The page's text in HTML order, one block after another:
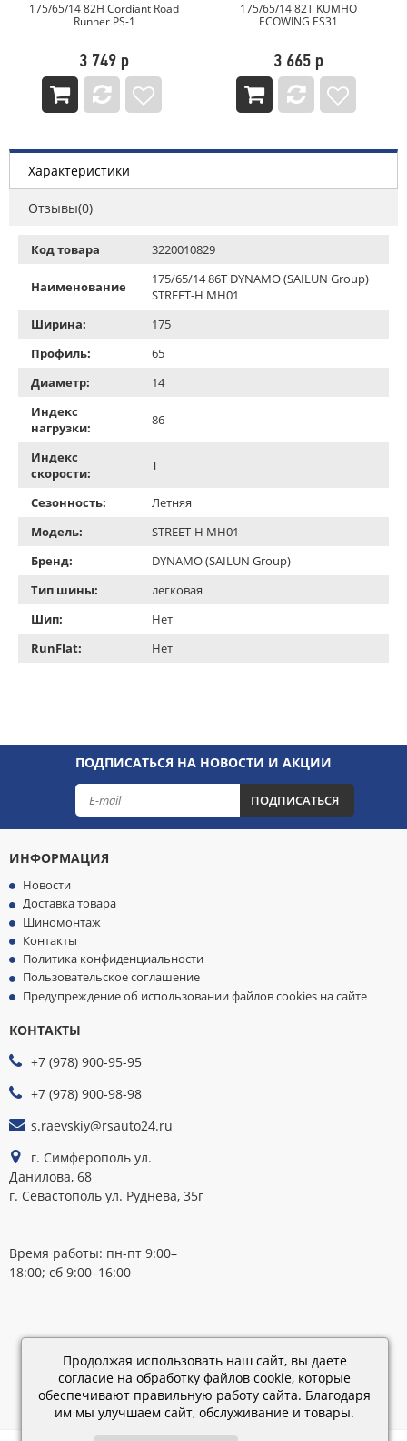
175/65/14 82H Cordiant Road
Runner PS-1
3 749 р
175/65/14 82T KUMHO
ECOWING ES31
3 665 р
Характеристики
Отзывы(0)
Код товара 3220010829
Наименование
175/65/14 86T DYNAMO (SAILUN Group)
STREET-H MH01
Ширина:
175
Профиль:
65
Диаметр:
14
Индекс
нагрузки:
86
Индекс
скорости:
T
Сезонность:
Летняя
Модель:
STREET-H MH01
Бренд:
DYNAMO (SAILUN Group)
Тип шины:
легковая
Шип:
Нет
RunFlat:
Нет
ПОДПИСАТЬСЯ НА НОВОСТИ И АКЦИИ
ПОДПИСАТЬСЯ
ИНФОРМАЦИЯ
Новости
Доставка товара
Шиномонтаж
Контакты
Политика конфиденциальности
Пользовательское соглашение
Предупреждение об использовании файлов cookies на сайте
КОНТАКТЫ
+7 (978) 900-95-95
+7 (978) 900-98-98
s.raevskiy@rsauto24.ru
г. Симферополь ул.
Данилова, 68
г. Севастополь ул. Руднева, 35г
Время работы: пн-пт 9:00–
18:00; сб 9:00–16:00
Каталог
28.02.2019
15:45
Продолжая использовать наш сайт, вы даете
согласие на обработку файлов cookie, которые
обеспечивают правильную работу сайта. Благодаря
им мы улучшаем сайт, обслуживание и товары.